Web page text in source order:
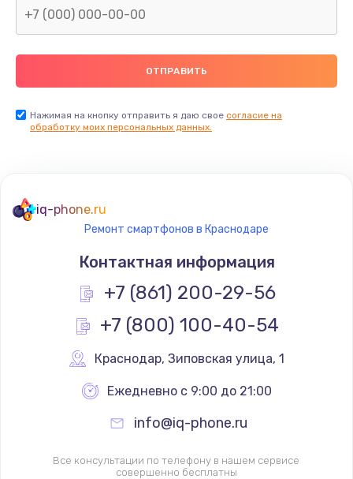
Замена звуковой карты
1600 руб.
Заказать
1560 руб.
1800 руб.
Замена тачпада
1660 руб.
Заказать
Замена контроллера питания
Заказать
Настройка Wi-Fi
Нажимая на кнопку отправить я даю свое согласие на
обработку моих персональных данных.
iq-phone.ru
Ремонт смартфонов в Краснодаре
Контактная информация
+7 (861) 200-29-56
+7 (800) 100-40-54
Краснодар, Зиповская улица, 1
Ежедневно с 9:00 до 21:00
info@iq-phone.ru
Все консультации по телефону в нашем сервисе
совершенно бесплатны